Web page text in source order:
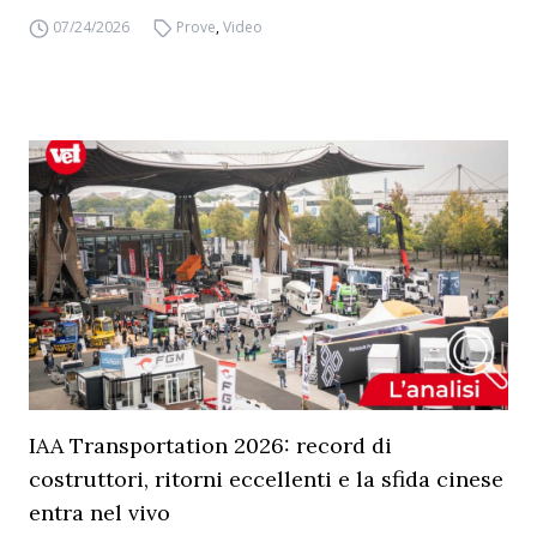
07/24/2026 Prove,Video
IAA Transportation 2026: record di
costruttori, ritorni eccellenti e la sfida cinese
entra nel vivo